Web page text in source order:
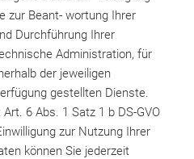
zur Beant- wortung Ihrer
Durchführung Ihrer
Administration, für
der jeweiligen
gestellten Dienste.
6 Abs. 1 Satz 1 b DS-GVO
zur Nutzung Ihrer
können Sie jederzeit